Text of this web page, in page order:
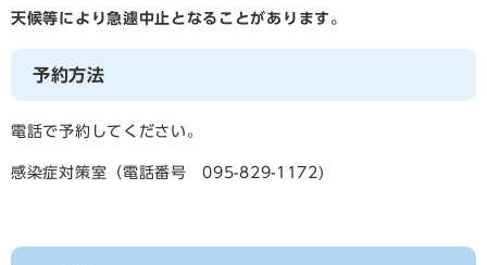
天候等により急遽中止となることがあります。
予約方法
電話で予約してください。
感染症対策室（電話番号 095-829-1172)